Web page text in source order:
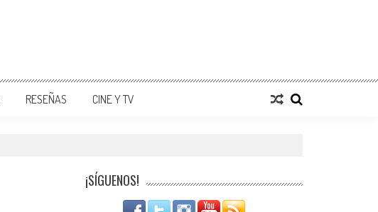
RESEÑAS CINE Y TV
¡SÍGUENOS!